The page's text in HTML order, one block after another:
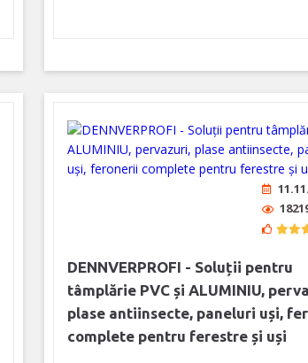
DENNVERPROFI - Soluții pentru
tâmplărie PVC și ALUMINIU,
plase antiinsecte, paneluri uși,
complete pentru ferestre și uși